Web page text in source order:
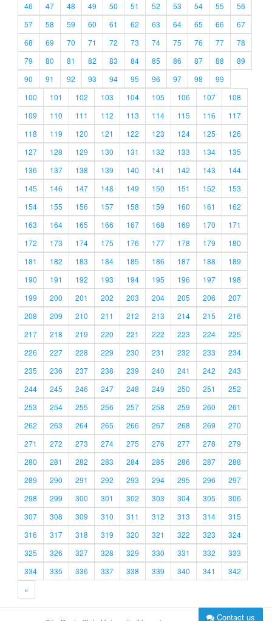
46
47 48 49 50 51 52 53 54 55
56
57
58 59 60 61 62 63 64 65 66
67
68
69 70 71 72 73 74 75 76 77
78
79
80 81 82 83 84 85 86 87 88
89
90
91 92 93 94 95 96 97 98
99
100
101 102 103 104 105 106 107
108
109
110 111 112 113 114 115 116
117
118
119 120 121 122 123 124 125
126
127
128 129 130 131 132 133 134
135
136
137 138 139 140 141 142 143
144
145
146 147 148 149 150 151 152
153
154
155 156 157 158 159 160 161
162
163
164 165 166 167 168 169 170
171
172
173 174 175 176 177 178 179
180
181
182 183 184 185 186 187 188
189
190
191 192 193 194 195 196 197
198
199
200 201 202 203 204 205 206
207
208
209 210 211 212 213 214 215
216
217
218 219 220 221 222 223 224
225
226
227 228 229 230 231 232 233
234
235
236 237 238 239 240 241 242
243
244
245 246 247 248 249 250 251
252
253
254 255 256 257 258 259 260
261
262
263 264 265 266 267 268 269
270
271
272 273 274 275 276 277 278
279
280
281 282 283 284 285 286 287
288
289
290 291 292 293 294 295 296
297
298
299 300 301 302 303 304 305
306
307
308 309 310 311 312 313 314
315
316
317 318 319 320 321 322 323
324
325
326 327 328 329 330 331 332
333
334
335 336 337 338 339 340 341
342
»
Contact us